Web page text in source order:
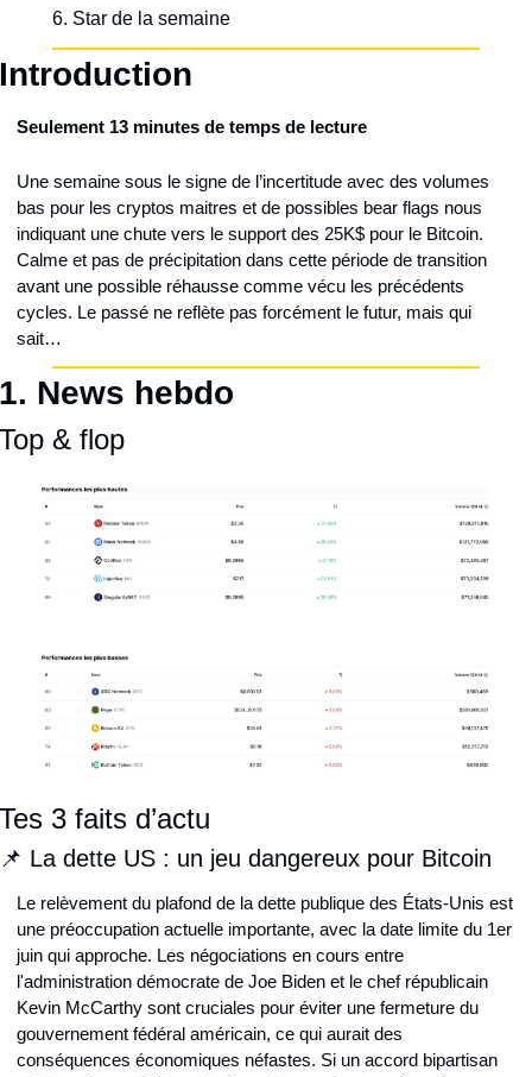
Star de la semaine
Introduction
Seulement 13 minutes de temps de lecture
Une semaine sous le signe de l’incertitude avec des volumes
bas pour les cryptos maitres et de possibles bear flags nous
indiquant une chute vers le support des 25K$ pour le Bitcoin.
Calme et pas de précipitation dans cette période de transition
avant une possible réhausse comme vécu les précédents
cycles. Le passé ne reflète pas forcément le futur, mais qui
sait…
1. News hebdo
Top & flop
Tes 3 faits d’actu
📌 La dette US : un jeu dangereux pour Bitcoin
Le relèvement du plafond de la dette publique des États-Unis est
une préoccupation actuelle importante, avec la date limite du 1er
juin qui approche. Les négociations en cours entre
l'administration démocrate de Joe Biden et le chef républicain
Kevin McCarthy sont cruciales pour éviter une fermeture du
gouvernement fédéral américain, ce qui aurait des
conséquences économiques néfastes. Si un accord bipartisan